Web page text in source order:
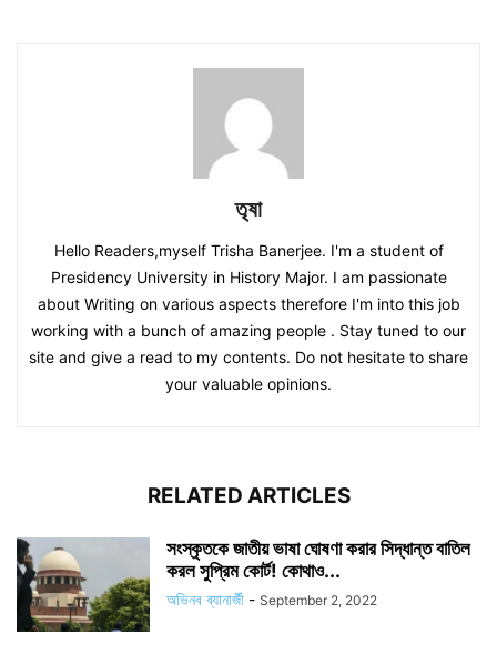
তৃষা
Hello Readers,myself Trisha Banerjee. I'm a student of
Presidency University in History Major. I am passionate
about Writing on various aspects therefore I'm into this job
working with a bunch of amazing people . Stay tuned to our
site and give a read to my contents. Do not hesitate to share
your valuable opinions.
RELATED ARTICLES
সংস্কৃতকে জাতীয় ভাষা ঘোষণা করার সিদ্ধান্ত বাতিল
করল সুপ্রিম কোর্ট! কোথাও...
অভিনব ব্যানার্জী - September 2, 2022